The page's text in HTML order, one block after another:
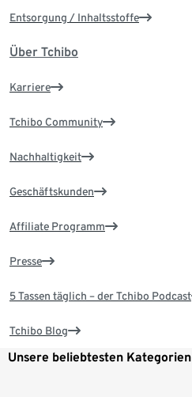
Entsorgung / Inhaltsstoffe
Über Tchibo
Karriere
Tchibo Community
Nachhaltigkeit
Geschäftskunden
Affiliate Programm
Presse
5 Tassen täglich – der Tchibo Podcast
Tchibo Blog
Unsere beliebtesten Kategorien